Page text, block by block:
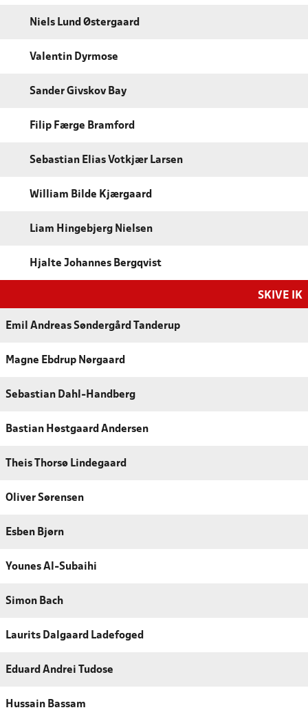
Niels Lund Østergaard
Valentin Dyrmose
Sander Givskov Bay
Filip Færge Bramford
Sebastian Elias Votkjær Larsen
William Bilde Kjærgaard
Liam Hingebjerg Nielsen
Hjalte Johannes Bergqvist
SKIVE IK
Emil Andreas Søndergård Tanderup
Magne Ebdrup Nørgaard
Sebastian Dahl-Handberg
Bastian Høstgaard Andersen
Theis Thorsø Lindegaard
Oliver Sørensen
Esben Bjørn
Younes Al-Subaihi
Simon Bach
Laurits Dalgaard Ladefoged
Eduard Andrei Tudose
Hussain Bassam